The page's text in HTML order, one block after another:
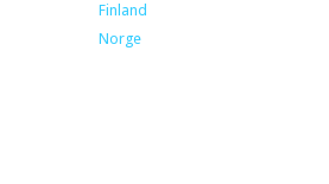
Finland
Norge